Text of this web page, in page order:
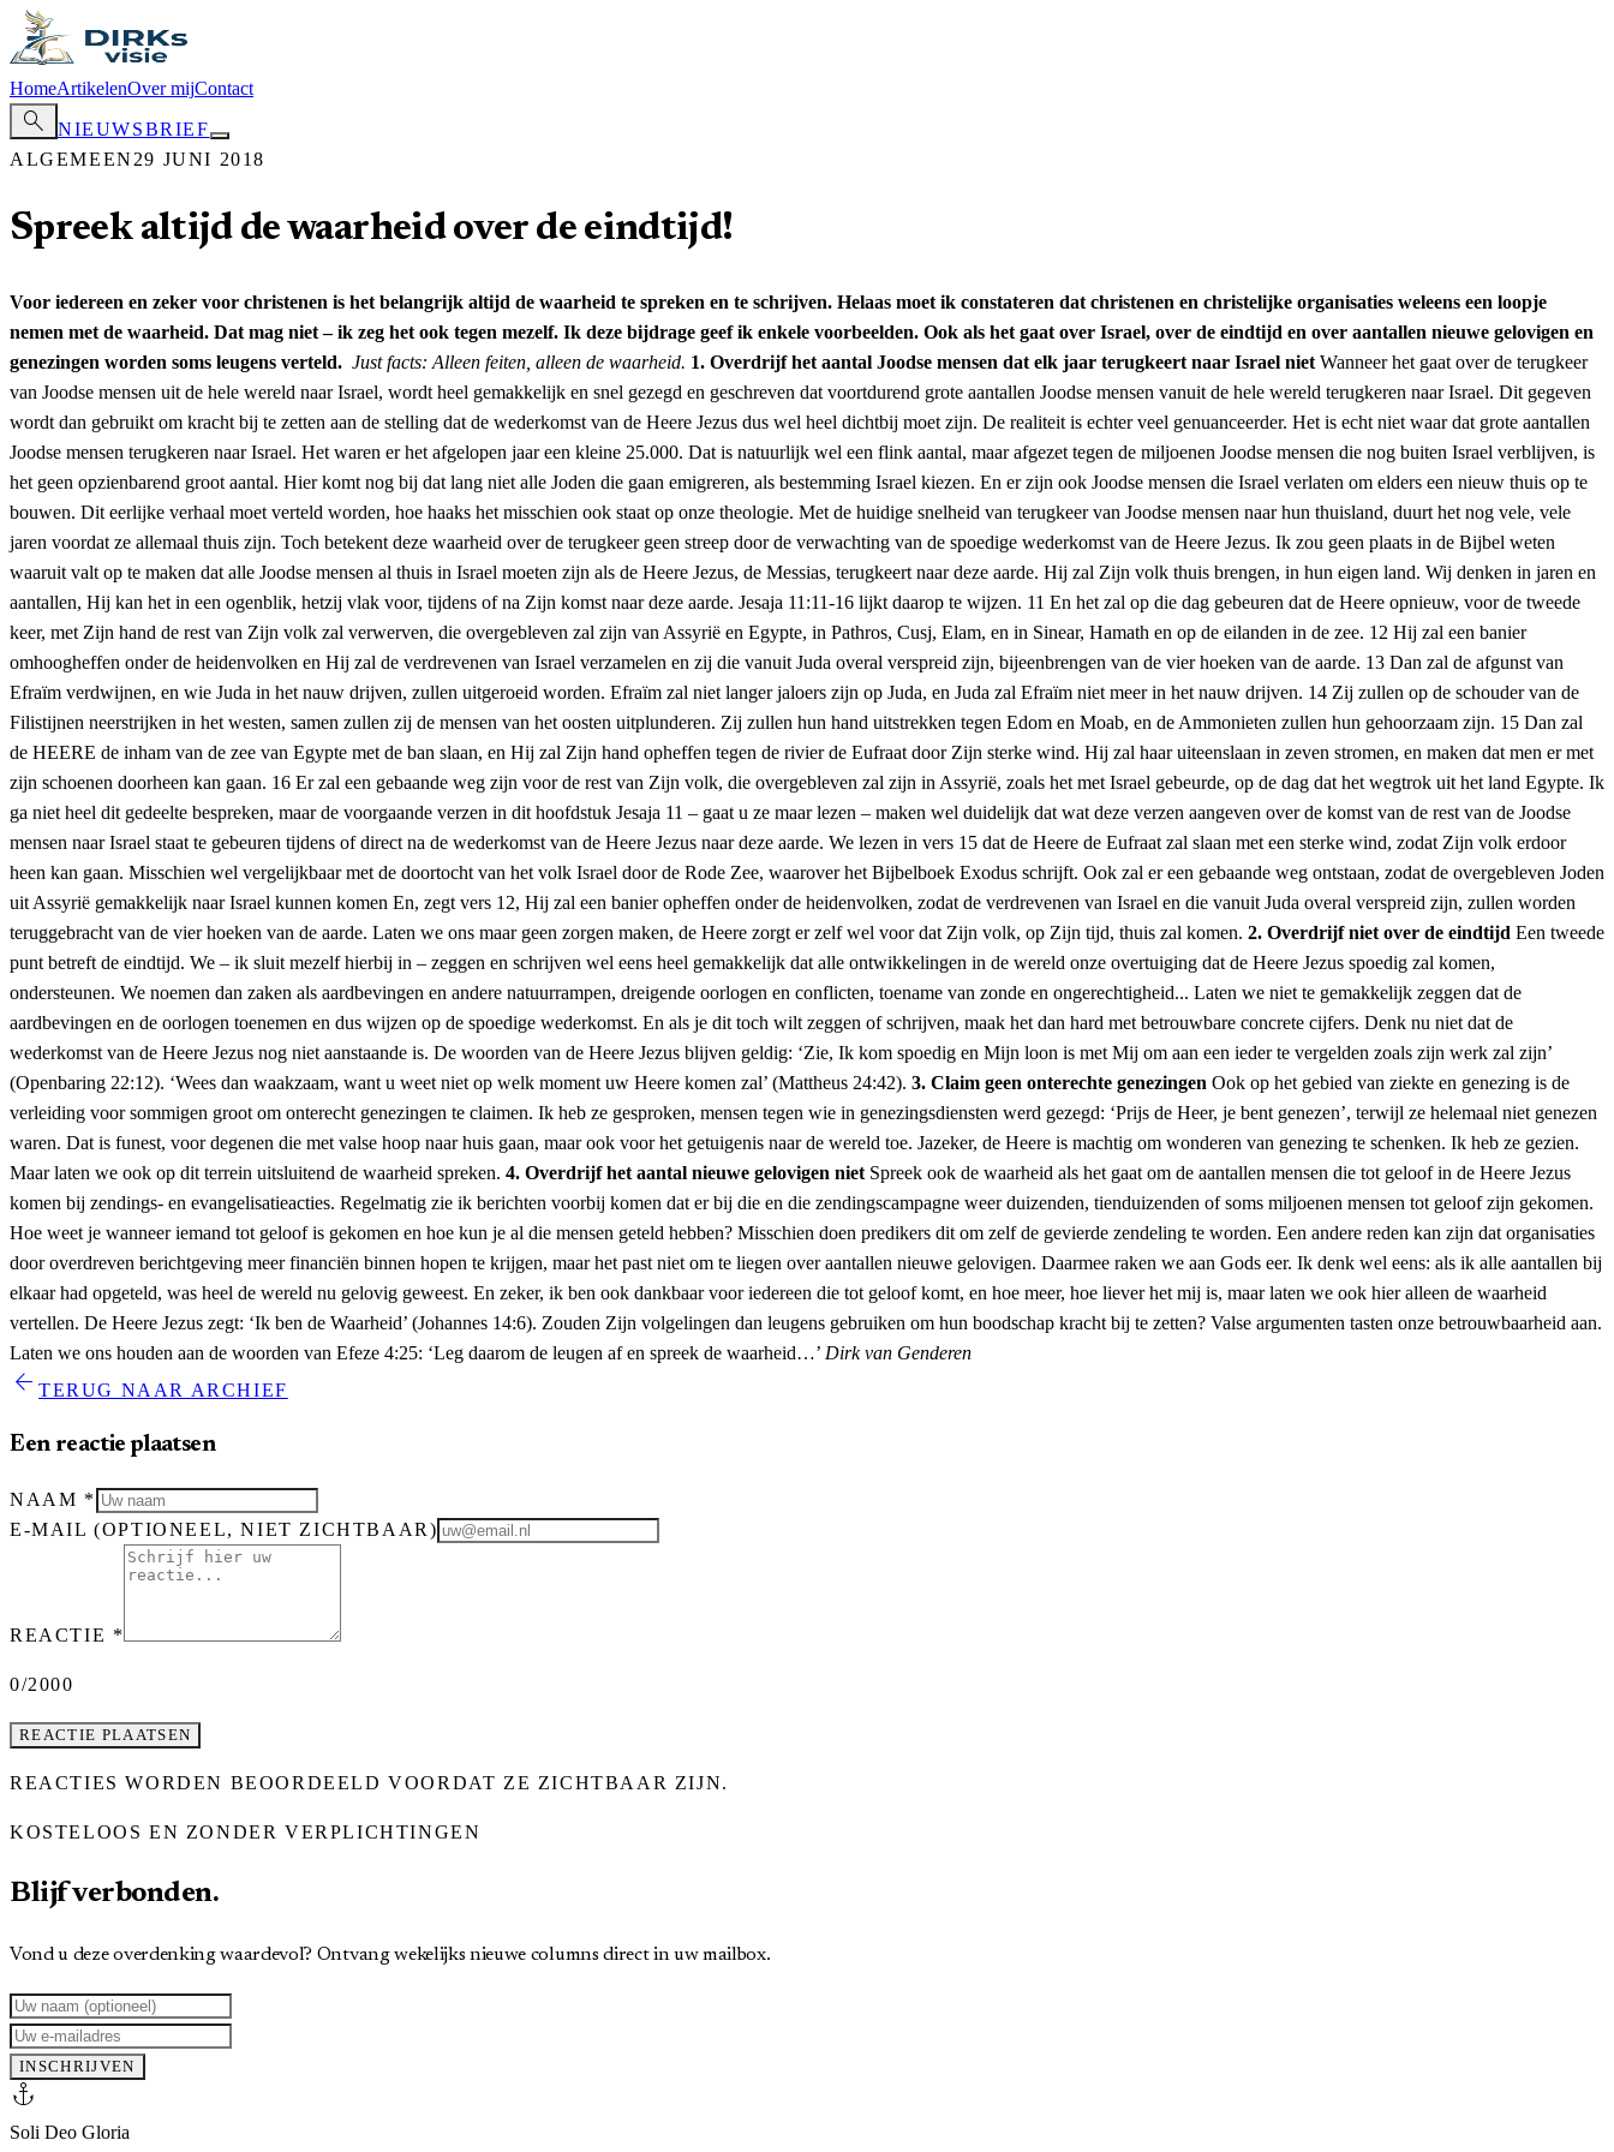
HomeArtikelenOver mijContact
search
NIEUWSBRIEF
ALGEMEEN 29 JUNI 2018
Spreek altijd de waarheid over de eindtijd!
Voor iedereen en zeker voor christenen is het belangrijk altijd de waarheid te spreken en te schrijven. Helaas moet ik constateren dat christenen en christelijke organisaties weleens een loopje
nemen met de waarheid. Dat mag niet – ik zeg het ook tegen mezelf. Ik deze bijdrage geef ik enkele voorbeelden. Ook als het gaat over Israel, over de eindtijd en over aantallen nieuwe gelovigen en
genezingen worden soms leugens verteld. Just facts: Alleen feiten, alleen de waarheid. 1. Overdrijf het aantal Joodse mensen dat elk jaar terugkeert naar Israel niet Wanneer het gaat over de terugkeer
van Joodse mensen uit de hele wereld naar Israel, wordt heel gemakkelijk en snel gezegd en geschreven dat voortdurend grote aantallen Joodse mensen vanuit de hele wereld terugkeren naar Israel. Dit gegeven
wordt dan gebruikt om kracht bij te zetten aan de stelling dat de wederkomst van de Heere Jezus dus wel heel dichtbij moet zijn. De realiteit is echter veel genuanceerder. Het is echt niet waar dat grote aantallen
Joodse mensen terugkeren naar Israel. Het waren er het afgelopen jaar een kleine 25.000. Dat is natuurlijk wel een flink aantal, maar afgezet tegen de miljoenen Joodse mensen die nog buiten Israel verblijven, is
het geen opzienbarend groot aantal. Hier komt nog bij dat lang niet alle Joden die gaan emigreren, als bestemming Israel kiezen. En er zijn ook Joodse mensen die Israel verlaten om elders een nieuw thuis op te
bouwen. Dit eerlijke verhaal moet verteld worden, hoe haaks het misschien ook staat op onze theologie. Met de huidige snelheid van terugkeer van Joodse mensen naar hun thuisland, duurt het nog vele, vele
jaren voordat ze allemaal thuis zijn. Toch betekent deze waarheid over de terugkeer geen streep door de verwachting van de spoedige wederkomst van de Heere Jezus. Ik zou geen plaats in de Bijbel weten
waaruit valt op te maken dat alle Joodse mensen al thuis in Israel moeten zijn als de Heere Jezus, de Messias, terugkeert naar deze aarde. Hij zal Zijn volk thuis brengen, in hun eigen land. Wij denken in jaren en
aantallen, Hij kan het in een ogenblik, hetzij vlak voor, tijdens of na Zijn komst naar deze aarde. Jesaja 11:11-16 lijkt daarop te wijzen. 11 En het zal op die dag gebeuren dat de Heere opnieuw, voor de tweede
keer, met Zijn hand de rest van Zijn volk zal verwerven, die overgebleven zal zijn van Assyrië en Egypte, in Pathros, Cusj, Elam, en in Sinear, Hamath en op de eilanden in de zee. 12 Hij zal een banier
omhoogheffen onder de heidenvolken en Hij zal de verdrevenen van Israel verzamelen en zij die vanuit Juda overal verspreid zijn, bijeenbrengen van de vier hoeken van de aarde. 13 Dan zal de afgunst van
Efraïm verdwijnen, en wie Juda in het nauw drijven, zullen uitgeroeid worden. Efraïm zal niet langer jaloers zijn op Juda, en Juda zal Efraïm niet meer in het nauw drijven. 14 Zij zullen op de schouder van de
Filistijnen neerstrijken in het westen, samen zullen zij de mensen van het oosten uitplunderen. Zij zullen hun hand uitstrekken tegen Edom en Moab, en de Ammonieten zullen hun gehoorzaam zijn. 15 Dan zal
de HEERE de inham van de zee van Egypte met de ban slaan, en Hij zal Zijn hand opheffen tegen de rivier de Eufraat door Zijn sterke wind. Hij zal haar uiteenslaan in zeven stromen, en maken dat men er met
zijn schoenen doorheen kan gaan. 16 Er zal een gebaande weg zijn voor de rest van Zijn volk, die overgebleven zal zijn in Assyrië, zoals het met Israel gebeurde, op de dag dat het wegtrok uit het land Egypte. Ik
ga niet heel dit gedeelte bespreken, maar de voorgaande verzen in dit hoofdstuk Jesaja 11 – gaat u ze maar lezen – maken wel duidelijk dat wat deze verzen aangeven over de komst van de rest van de Joodse
mensen naar Israel staat te gebeuren tijdens of direct na de wederkomst van de Heere Jezus naar deze aarde. We lezen in vers 15 dat de Heere de Eufraat zal slaan met een sterke wind, zodat Zijn volk erdoor
heen kan gaan. Misschien wel vergelijkbaar met de doortocht van het volk Israel door de Rode Zee, waarover het Bijbelboek Exodus schrijft. Ook zal er een gebaande weg ontstaan, zodat de overgebleven Joden
uit Assyrië gemakkelijk naar Israel kunnen komen En, zegt vers 12, Hij zal een banier opheffen onder de heidenvolken, zodat de verdrevenen van Israel en die vanuit Juda overal verspreid zijn, zullen worden
teruggebracht van de vier hoeken van de aarde. Laten we ons maar geen zorgen maken, de Heere zorgt er zelf wel voor dat Zijn volk, op Zijn tijd, thuis zal komen. 2. Overdrijf niet over de eindtijd Een tweede
punt betreft de eindtijd. We – ik sluit mezelf hierbij in – zeggen en schrijven wel eens heel gemakkelijk dat alle ontwikkelingen in de wereld onze overtuiging dat de Heere Jezus spoedig zal komen,
ondersteunen. We noemen dan zaken als aardbevingen en andere natuurrampen, dreigende oorlogen en conflicten, toename van zonde en ongerechtigheid... Laten we niet te gemakkelijk zeggen dat de
aardbevingen en de oorlogen toenemen en dus wijzen op de spoedige wederkomst. En als je dit toch wilt zeggen of schrijven, maak het dan hard met betrouwbare concrete cijfers. Denk nu niet dat de
wederkomst van de Heere Jezus nog niet aanstaande is. De woorden van de Heere Jezus blijven geldig: ‘Zie, Ik kom spoedig en Mijn loon is met Mij om aan een ieder te vergelden zoals zijn werk zal zijn’
(Openbaring 22:12). ‘Wees dan waakzaam, want u weet niet op welk moment uw Heere komen zal’ (Mattheus 24:42). 3. Claim geen onterechte genezingen Ook op het gebied van ziekte en genezing is de
verleiding voor sommigen groot om onterecht genezingen te claimen. Ik heb ze gesproken, mensen tegen wie in genezingsdiensten werd gezegd: ‘Prijs de Heer, je bent genezen’, terwijl ze helemaal niet genezen
waren. Dat is funest, voor degenen die met valse hoop naar huis gaan, maar ook voor het getuigenis naar de wereld toe. Jazeker, de Heere is machtig om wonderen van genezing te schenken. Ik heb ze gezien.
Maar laten we ook op dit terrein uitsluitend de waarheid spreken. 4. Overdrijf het aantal nieuwe gelovigen niet Spreek ook de waarheid als het gaat om de aantallen mensen die tot geloof in de Heere Jezus
komen bij zendings- en evangelisatieacties. Regelmatig zie ik berichten voorbij komen dat er bij die en die zendingscampagne weer duizenden, tienduizenden of soms miljoenen mensen tot geloof zijn gekomen.
Hoe weet je wanneer iemand tot geloof is gekomen en hoe kun je al die mensen geteld hebben? Misschien doen predikers dit om zelf de gevierde zendeling te worden. Een andere reden kan zijn dat organisaties
door overdreven berichtgeving meer financiën binnen hopen te krijgen, maar het past niet om te liegen over aantallen nieuwe gelovigen. Daarmee raken we aan Gods eer. Ik denk wel eens: als ik alle aantallen bij
elkaar had opgeteld, was heel de wereld nu gelovig geweest. En zeker, ik ben ook dankbaar voor iedereen die tot geloof komt, en hoe meer, hoe liever het mij is, maar laten we ook hier alleen de waarheid
vertellen. De Heere Jezus zegt: ‘Ik ben de Waarheid’ (Johannes 14:6). Zouden Zijn volgelingen dan leugens gebruiken om hun boodschap kracht bij te zetten? Valse argumenten tasten onze betrouwbaarheid aan.
Laten we ons houden aan de woorden van Efeze 4:25: ‘Leg daarom de leugen af en spreek de waarheid…’ Dirk van Genderen
arrow_back TERUG NAAR ARCHIEF
Een reactie plaatsen
NAAM *
E-MAIL(OPTIONEEL, NIET ZICHTBAAR)
REACTIE *
0/2000
REACTIE PLAATSEN
REACTIES WORDEN BEOORDEELD VOORDAT ZE ZICHTBAAR ZIJN.
KOSTELOOS EN ZONDER VERPLICHTINGEN
Blijf verbonden.
Vond u deze overdenking waardevol? Ontvang wekelijks nieuwe columns direct in uw mailbox.
INSCHRIJVEN
anchor
Soli Deo Gloria